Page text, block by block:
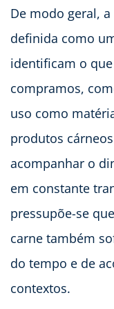
De modo geral,
definida como
identificam o
compramos,
uso como
produtos
acompanhar o
em constante
pressupõe-se
carne também
do tempo e de
contextos.